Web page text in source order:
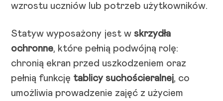
wzrostu uczniów lub potrzeb użytkowników.
Statyw wyposażony jest w skrzydła
ochronne, które pełnią podwójną rolę:
chronią ekran przed uszkodzeniem oraz
pełnią funkcję tablicy suchościeralnej, co
umożliwia prowadzenie zajęć z użyciem